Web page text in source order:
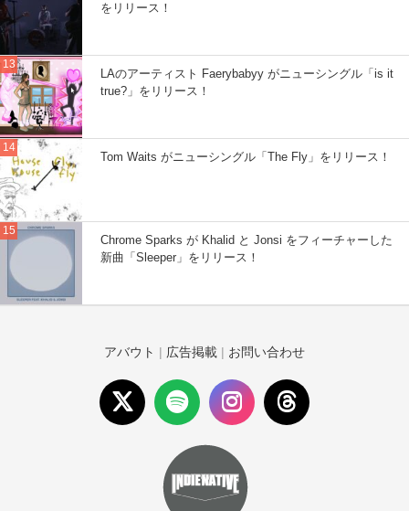
をリリース！
LAのアーティスト Faerybabyy がニューシングル「is it
true?」をリリース！
Tom Waits がニューシングル「The Fly」をリリース！
Chrome Sparks が Khalid と Jonsi をフィーチャーした
新曲「Sleeper」をリリース！
アバウト | 広告掲載 | お問い合わせ